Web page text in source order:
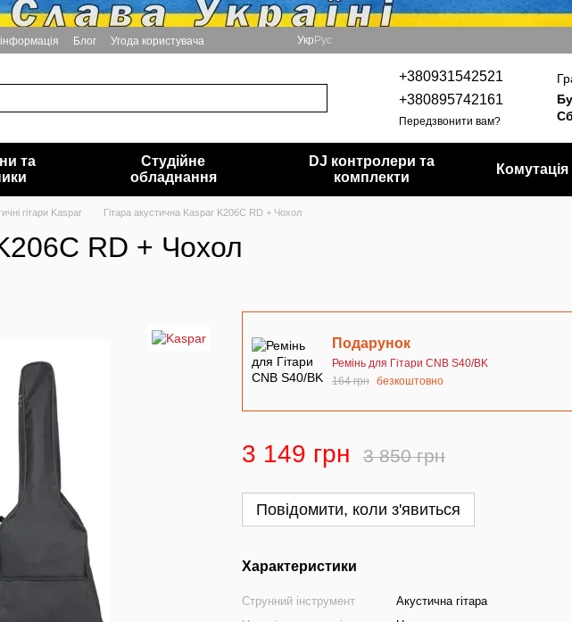
Блог Угода користувача Укр Рус
+380931542521
+380895742161
Передзвонити вам?
та
Студійне
обладнання
DJ контролери та
комплекти
Комутація
гітари Kaspar Гітара акустична Kaspar K206C RD + Чохол
RD + Чохол
Подарунок
Ремінь для Гітари CNB S40/BK
164 грн безкоштовно
3 149 грн 3 850 грн
Повідомити, коли з'явиться
Характеристики
Струнний інструмент
Акустична гітара